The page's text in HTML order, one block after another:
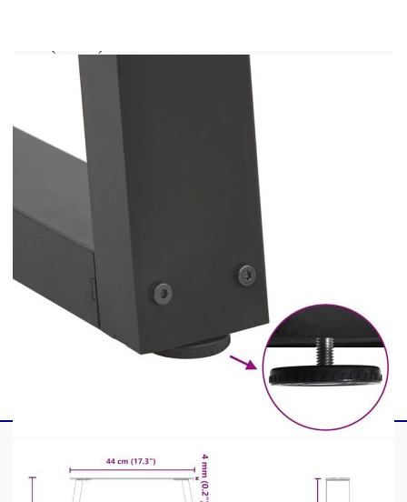
Размери на тръбата: 80 x 40 x 1 мм
(Диаметър x Дебелина)
Размери на скобата: 440 x 80 x 4 мм (Д x Ш
x Дебелина)
С регулируеми пластмасови нивелири
Препоръчителна употреба: маса за хранене,
Доставката съдържа:
4 x Крак за маса за хранене
Винтове (M5x18 мм) за закрепване на
краката към плота на масата